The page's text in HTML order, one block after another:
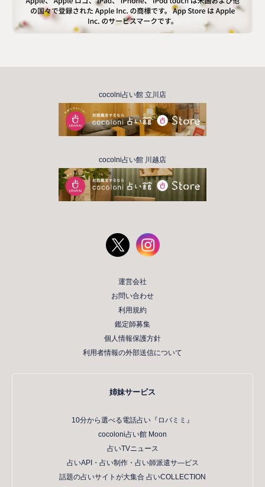
cocolni占い館 立川店
cocolni占い館 川越店
運営会社
お問い合わせ
利用規約
鑑定師募集
個人情報保護方針
利用者情報の外部送信について
姉妹サービス
10分から選べる電話占い『ロバミミ』
cocoloni占い館 Moon
占いTVニュース
占いAPI・占い制作・占い師派遣サ―ビス
話題の占いサイトが大集合 占いCOLLECTION